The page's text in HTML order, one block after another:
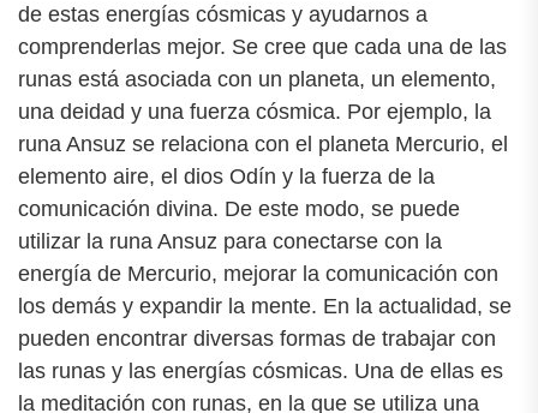
de estas energías cósmicas y ayudarnos a
comprenderlas mejor. Se cree que cada una de las
runas está asociada con un planeta, un elemento,
una deidad y una fuerza cósmica. Por ejemplo, la
runa Ansuz se relaciona con el planeta Mercurio, el
elemento aire, el dios Odín y la fuerza de la
comunicación divina. De este modo, se puede
utilizar la runa Ansuz para conectarse con la
energía de Mercurio, mejorar la comunicación con
los demás y expandir la mente. En la actualidad, se
pueden encontrar diversas formas de trabajar con
las runas y las energías cósmicas. Una de ellas es
la meditación con runas, en la que se utiliza una